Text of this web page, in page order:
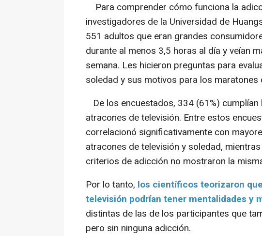
Para comprender cómo funciona la
investigadores de la Universidad de
551 adultos que eran grandes
durante al menos 3,5 horas al día y veían
semana. Les hicieron preguntas para
soledad y sus motivos para los maratones
De los encuestados, 334 (61%)
atracones de televisión. Entre estos
correlacionó significativamente con
atracones de televisión y soledad,
criterios de adicción no mostraron la
Por lo tanto, los científicos teorizaron
televisión podrían tener mentalidades y
distintas de las de los participantes que
pero sin ninguna adicción.